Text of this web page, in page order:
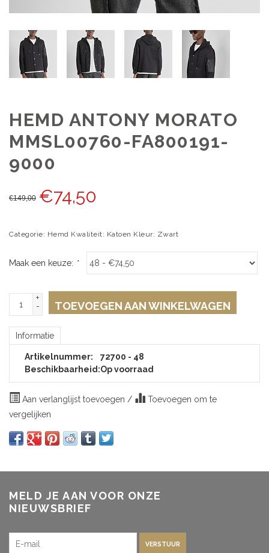
HEMD ANTONY MORATO
MMSL00760-FA800191-
9000
€149,00 €74,50
Categorie: Hemd Kwaliteit: Katoen Kleur: Zwart
Maak een keuze: *
+
-
TOEVOEGEN AAN WINKELWAGEN
Informatie
Artikelnummer:
72700 - 48
Beschikbaarheid:Op voorraad
Aan verlanglijst toevoegen /
Toevoegen om te
vergelijken
MELD JE AAN VOOR ONZE
NIEUWSBRIEF
VERSTUUR